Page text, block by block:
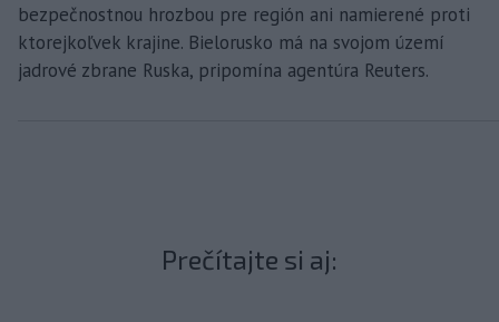
bezpečnostnou hrozbou pre región ani namierené proti
ktorejkoľvek krajine. Bielorusko má na svojom území
jadrové zbrane Ruska, pripomína agentúra Reuters.
Prečítajte si aj: